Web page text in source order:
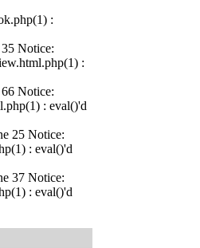
:
Notice:
:
Notice:
: eval()'d
25 Notice:
: eval()'d
37 Notice:
: eval()'d